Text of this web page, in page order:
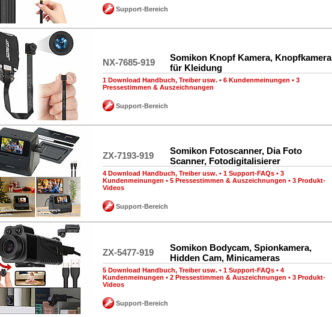
Support-Bereich
NX-7685-919
Somikon Knopf Kamera, Knopfkamera
für Kleidung
1 Download Handbuch, Treiber usw. • 6 Kundenmeinungen • 3
Pressestimmen & Auszeichnungen
Support-Bereich
ZX-7193-919
Somikon Fotoscanner, Dia Foto
Scanner, Fotodigitalisierer
4 Download Handbuch, Treiber usw. • 1 Support-FAQs • 3
Kundenmeinungen • 5 Pressestimmen & Auszeichnungen • 3 Produkt-
Videos
Support-Bereich
ZX-5477-919
Somikon Bodycam, Spionkamera,
Hidden Cam, Minicameras
5 Download Handbuch, Treiber usw. • 1 Support-FAQs • 4
Kundenmeinungen • 2 Pressestimmen & Auszeichnungen • 3 Produkt-
Videos
Support-Bereich